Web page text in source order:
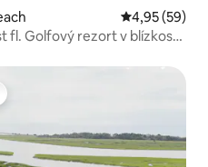
Priemerné
4,95 (59)
fl. Golfový rezort v blízkosti